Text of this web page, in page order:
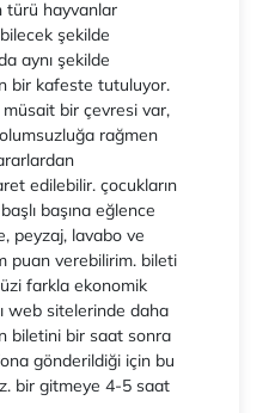
türü hayvanlar
şekilde
aynı şekilde
bir kafeste tutuluyor.
müsait bir çevresi var,
rağmen
edilebilir. çocukların
başına eğlence
peyzaj, lavabo ve
puan verebilirim. bileti
farkla ekonomik
web sitelerinde daha
biletini bir saat sonra
gönderildiği için bu
bir gitmeye 4-5 saat